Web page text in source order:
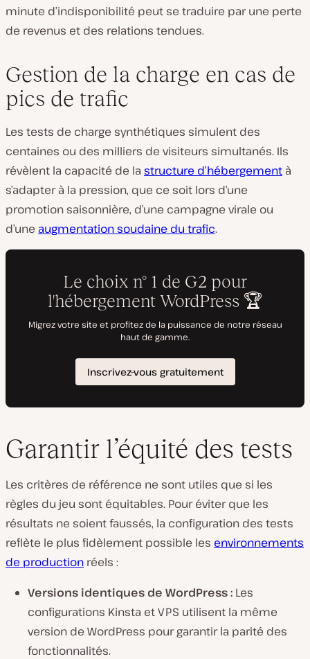
minute d’indisponibilité peut se traduire par une perte
de revenus et des relations tendues.
Gestion de la charge en cas de
pics de trafic
Les tests de charge synthétiques simulent des
centaines ou des milliers de visiteurs simultanés. Ils
révèlent la capacité de la structure d’hébergement à
s’adapter à la pression, que ce soit lors d’une
promotion saisonnière, d’une campagne virale ou
d’une augmentation soudaine du trafic.
Garantir l’équité des tests
Les critères de référence ne sont utiles que si les
règles du jeu sont équitables. Pour éviter que les
résultats ne soient faussés, la configuration des tests
reflète le plus fidèlement possible les environnements
de production réels :
Versions identiques de WordPress : Les
configurations Kinsta et VPS utilisent la même
version de WordPress pour garantir la parité des
fonctionnalités.